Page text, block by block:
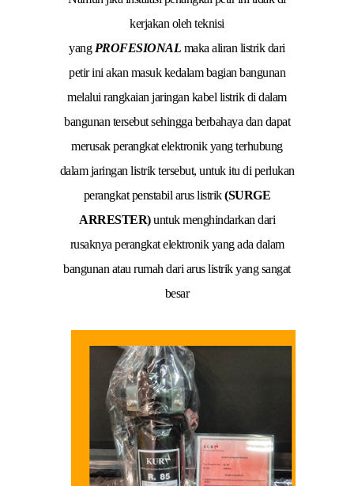
kerjakan oleh teknisi
yang PROFESIONAL maka aliran listrik dari
petir ini akan masuk kedalam bagian bangunan
melalui rangkaian jaringan kabel listrik di dalam
bangunan tersebut sehingga berbahaya dan dapat
merusak perangkat elektronik yang terhubung
dalam jaringan listrik tersebut, untuk itu di perlukan
perangkat penstabil arus listrik(SURGE
ARRESTER)untuk menghindarkan dari
rusaknya perangkat elektronik yang ada dalam
bangunan atau rumah dari arus listrik yang sangat
besar